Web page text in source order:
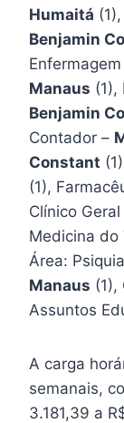
Humaitá
Benjamin
Enfermagem
Manaus (1),
Benjamin
Contador –
Constant
(1),
Clínico Geral
Medicina do
Área:
Manaus (1),
Assuntos
A carga
semanais,
3.181,39 a